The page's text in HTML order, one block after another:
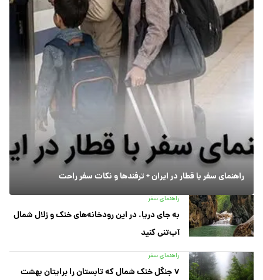
راهنمای سفر با قطار در ایران + ترفندها و نکات سفر راحت
راهنمای سفر
به جای دریا، در این رودخانه‌های خنک و زلال شمال
آب‌تنی کنید
راهنمای سفر
۷ جنگل خنک شمال که تابستان را برایتان بهشت